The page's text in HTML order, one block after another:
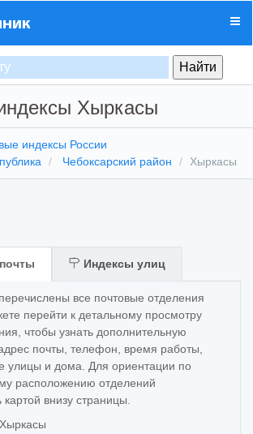
Хыркасы
индексы России
Чебоксарский район Хыркасы
Индексы улиц
все почтовые отделения
перейти к детальному просмотру
чтобы узнать дополнительную
почты, телефон, время работы,
улицы и дома. Для ориентации по
расположению отделений
картой внизу страницы.
Хыркасы